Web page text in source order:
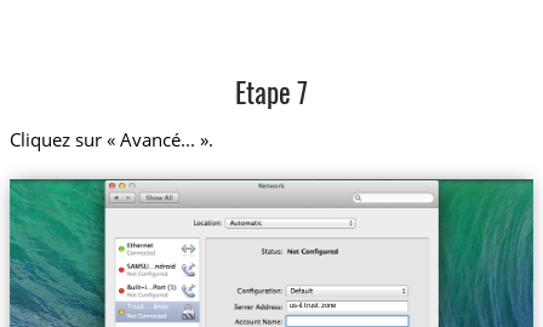
Etape 7
Cliquez sur « Avancé... ».
Trust....linois us-il.trust.zone